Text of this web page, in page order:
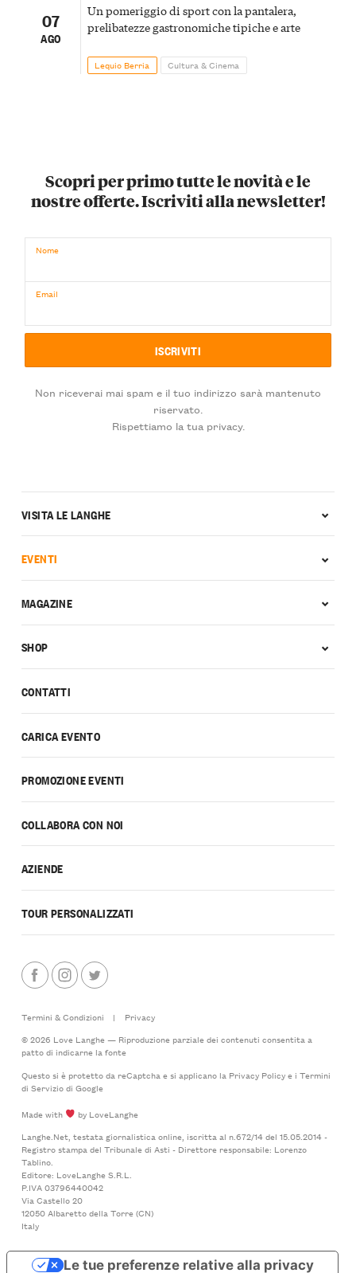
07
AGO
Un pomeriggio di sport con la pantalera,
prelibatezze gastronomiche tipiche e arte
Lequio Berria Cultura & Cinema
Scopri per primo tutte le novità e le
nostre offerte. Iscriviti alla newsletter!
Nome
Email
Non riceverai mai spam e il tuo indirizzo sarà mantenuto
riservato.
Rispettiamo la tua privacy.
CONTATTI
CARICA EVENTO
PROMOZIONE EVENTI
COLLABORA CON NOI
AZIENDE
TOUR PERSONALIZZATI
VISITA LE LANGHE
EVENTI
MAGAZINE
SHOP
Termini & Condizioni |
Privacy
© 2026 Love Langhe — Riproduzione parziale dei contenuti consentita a
patto di indicarne la fonte
Questo si è protetto da reCaptcha e si applicano la Privacy Policye i Termini
di Serviziodi Google
Made with
by LoveLanghe
Langhe.Net, testata giornalistica online, iscritta al n.672/14 del 15.05.2014 -
Registro stampa del Tribunale di Asti - Direttore responsabile: Lorenzo
Tablino.
Editore: LoveLanghe S.R.L.
P.IVA 03796440042
Via Castello 20
12050 Albaretto della Torre (CN)
Italy
Le tue preferenze relative alla privacy